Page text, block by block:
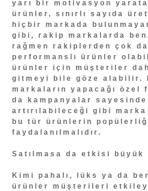
yarı bir motivasyon
ürünler, sınırlı sayıda
hiçbir markada
gibi, rakip markalarda
rağmen rakiplerden çok
performanslı ürünler
ürünler için müşteriler
gitmeyi bile göze alabilir.
markaların yapacağı özel
da kampanyalar
artırılabileceği gibi
bu tür ürünlerin
faydalanılmalıdır.
Satılmasa da etkisi
Kimi pahalı, lüks ya da
ürünler müşterileri